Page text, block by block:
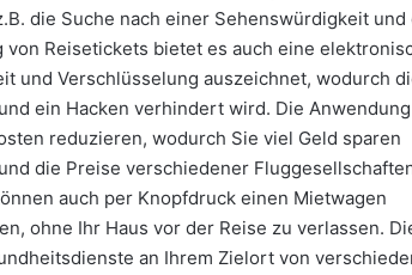
die Suche nach einer Sehenswürdigkeit und
Reisetickets bietet es auch eine
und Verschlüsselung auszeichnet, wodurch
ein Hacken verhindert wird. Die
reduzieren, wodurch Sie viel Geld sparen
die Preise verschiedener
auch per Knopfdruck einen Mietwagen
ohne Ihr Haus vor der Reise zu verlassen.
an Ihrem Zielort von